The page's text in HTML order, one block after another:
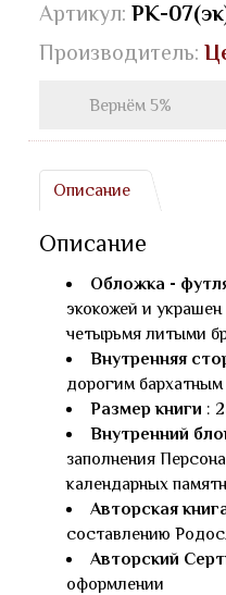
Артикул: РК-
Производитель:
Вернём 5%
Описание
Описание
Обложка -
экокожей и
четырьмя литыми
Внутренняя
дорогим
Размер книги :
Внутренний
заполнения
календарных
Авторская
составлению
Авторский
оформлении